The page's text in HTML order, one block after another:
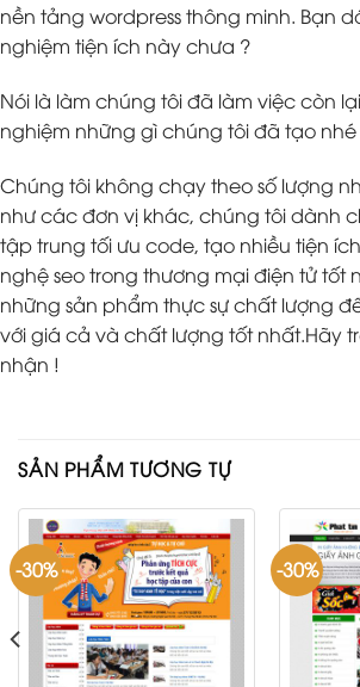
nền tảng wordpress thông minh. Bạn
nghiệm tiện ích này chưa ?
Nói là làm chúng tôi đã làm việc còn
nghiệm những gì chúng tôi đã tạo nhé
Chúng tôi không chạy theo số lượng
như các đơn vị khác, chúng tôi dành
tập trung tối ưu code, tạo nhiều tiện
nghệ seo trong thương mại điện tử tốt
những sản phẩm thực sự chất lượng
với giá cả và chất lượng tốt nhất.Hãy
nhận !
SẢN PHẨM TƯƠNG TỰ
-30% -30%